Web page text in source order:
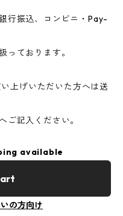
行振込、コンビニ・Pay-
っております。
上げいただいた方へは送
ご記入ください。
available
の方向け